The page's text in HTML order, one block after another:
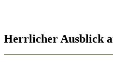
Herrlicher Ausblick